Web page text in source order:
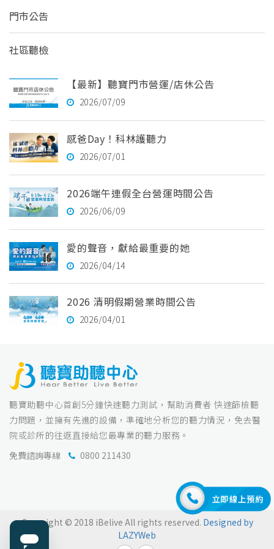
門市公告
社區聽檢
【最新】聽寶門市營運/店休公告
2026/07/09
感爸Day！科林護聽力
2026/07/01
2026端午連假全台營運時間公告
2026/06/09
愛的聲音，獻給最重要的她
2026/04/14
2026 清明假期營業時間公告
2026/04/01
聽寶助聽中心首創5分鐘快速聽力測試，幫助消費者 快速篩檢聽
力問題，並擁有先進的設備，準確地分析您的聽力情況，免去醫
院或診所的往返直接給您最專業的聽力服務。
免費諮詢專線
0800 211430
Copyright © 2018 iBelive All rights reserved. Designed by
LAZYWeb